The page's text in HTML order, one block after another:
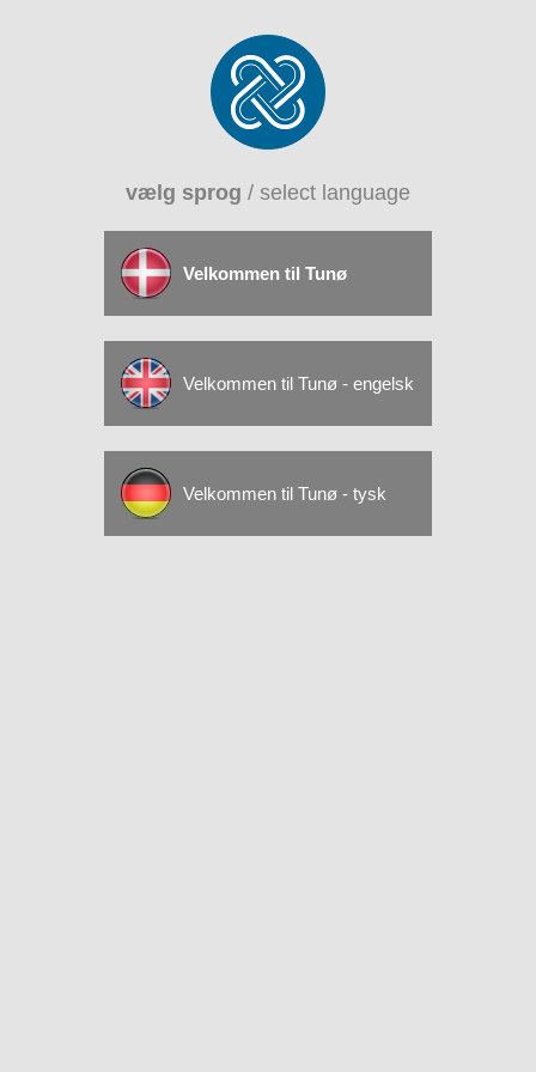
vælg sprog / select language
Velkommen til Tunø
Velkommen til Tunø - engelsk
Velkommen til Tunø - tysk